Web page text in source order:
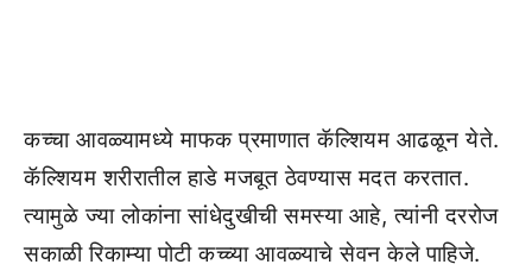
कच्चा आवळ्यामध्ये माफक प्रमाणात कॅल्शियम आढळून येते.
कॅल्शियम शरीरातील हाडे मजबूत ठेवण्यास मदत करतात.
त्यामुळे ज्या लोकांना सांधेदुखीची समस्या आहे, त्यांनी दररोज
सकाळी रिकाम्या पोटी कच्च्या आवळ्याचे सेवन केले पाहिजे.